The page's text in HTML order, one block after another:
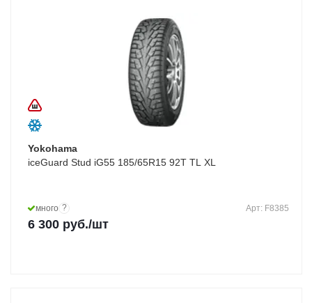
Yokohama
iceGuard Stud iG55 185/65R15 92T TL XL
много ? Арт: F8385
6 300 руб./шт